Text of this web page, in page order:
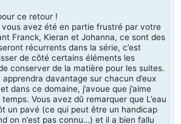
ce retour !
vous avez été en partie frustré par votre
Franck, Kieran et Johanna, ce sont des
récurrents dans la série, c’est
de côté certains éléments les
conserver de la matière pour les suites.
davantage sur chacun d’eux
dans ce domaine, j’avoue que j’aime
Vous avez dû remarquer que L’eau
un pavé (ce qui peut être un handicap
on n’est pas connu…) et il a bien fallu